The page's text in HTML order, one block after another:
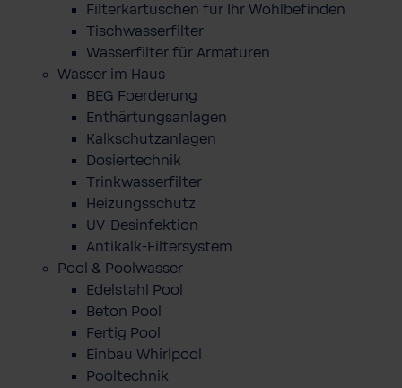
Filterkartuschen für Ihr Wohlbefinden
Tischwasserfilter
Wasserfilter für Armaturen
Wasser im Haus
BEG Foerderung
Enthärtungsanlagen
Kalkschutzanlagen
Dosiertechnik
Trinkwasserfilter
Heizungsschutz
UV-Desinfektion
Antikalk-Filtersystem
Pool & Poolwasser
Edelstahl Pool
Beton Pool
Fertig Pool
Einbau Whirlpool
Pooltechnik